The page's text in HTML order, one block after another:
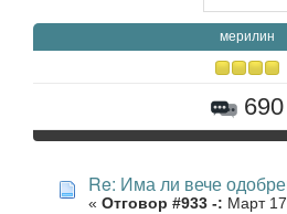
мерилин
690
Re: Има ли вече
« Отговор #933 -: Март